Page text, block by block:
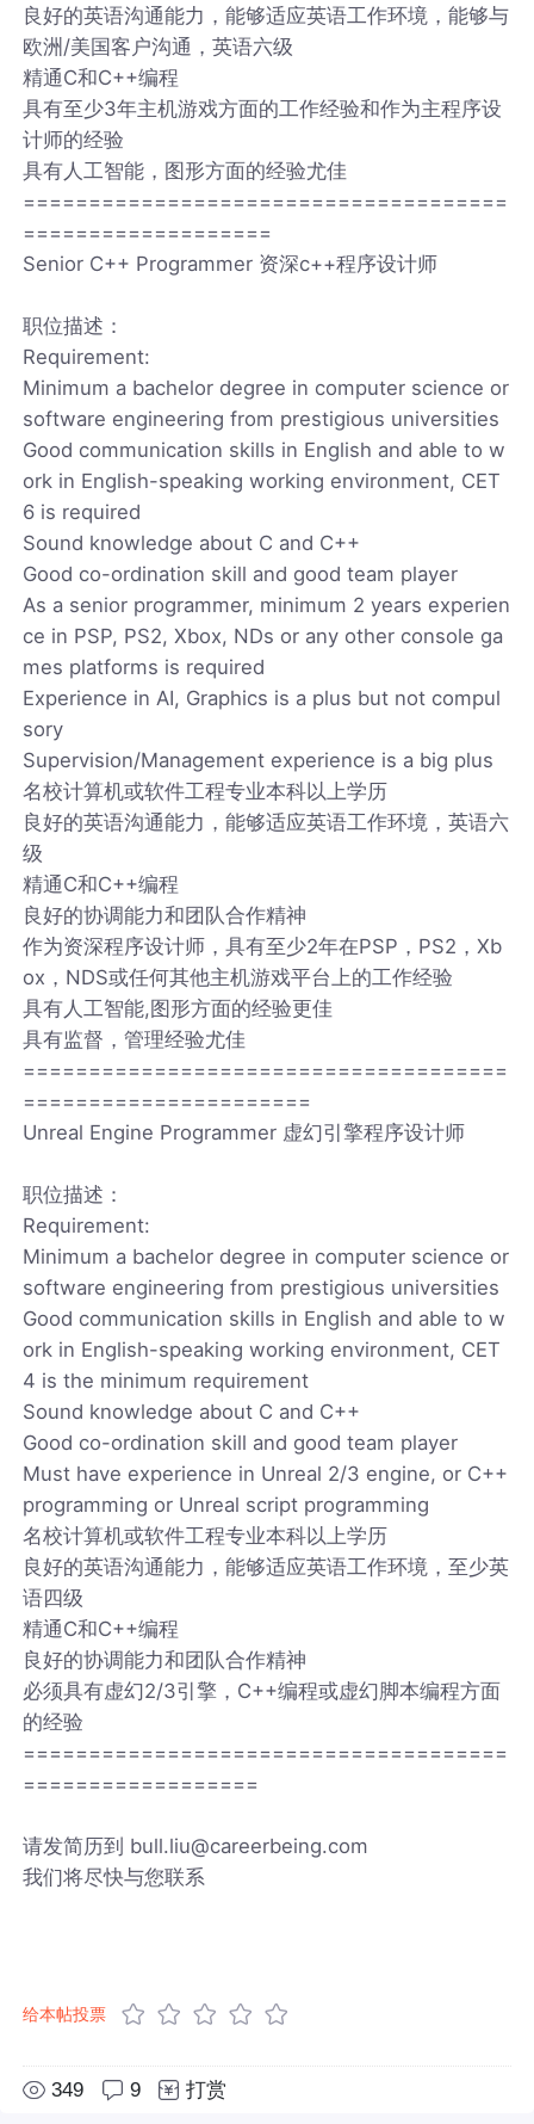
良好的英语沟通能力，能够适应英语工作环境，能够与
欧洲/美国客户沟通，英语六级
精通C和C++编程
具有至少3年主机游戏方面的工作经验和作为主程序设
计师的经验
具有人工智能，图形方面的经验尤佳
=====================================
===================
Senior C++ Programmer 资深c++程序设计师
职位描述：
Requirement:
Minimum a bachelor degree in computer science or
software engineering from prestigious universities
Good communication skills in English and able to w
ork in English-speaking working environment, CET
6 is required
Sound knowledge about C and C++
Good co-ordination skill and good team player
As a senior programmer, minimum 2 years experien
ce in PSP, PS2, Xbox, NDs or any other console ga
mes platforms is required
Experience in AI, Graphics is a plus but not compul
sory
Supervision/Management experience is a big plus
名校计算机或软件工程专业本科以上学历
良好的英语沟通能力，能够适应英语工作环境，英语六
级
精通C和C++编程
良好的协调能力和团队合作精神
作为资深程序设计师，具有至少2年在PSP，PS2，Xb
ox，NDS或任何其他主机游戏平台上的工作经验
具有人工智能,图形方面的经验更佳
具有监督，管理经验尤佳
=====================================
======================
Unreal Engine Programmer 虚幻引擎程序设计师
职位描述：
Requirement:
Minimum a bachelor degree in computer science or
software engineering from prestigious universities
Good communication skills in English and able to w
ork in English-speaking working environment, CET
4 is the minimum requirement
Sound knowledge about C and C++
Good co-ordination skill and good team player
Must have experience in Unreal 2/3 engine, or C++
programming or Unreal script programming
名校计算机或软件工程专业本科以上学历
良好的英语沟通能力，能够适应英语工作环境，至少英
语四级
精通C和C++编程
良好的协调能力和团队合作精神
必须具有虚幻2/3引擎，C++编程或虚幻脚本编程方面
的经验
=====================================
==================
请发简历到 bull.liu@careerbeing.com
我们将尽快与您联系
给本帖投票
349 9 打赏